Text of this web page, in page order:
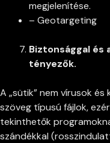
megjelenítése.
– Geotargeting
Biztonsággal és
tényezők.
A „sütik” nem vírusok
szöveg típusú fájlok,
tekinthetők
szándékkal